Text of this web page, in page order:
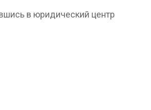
в юридический центр